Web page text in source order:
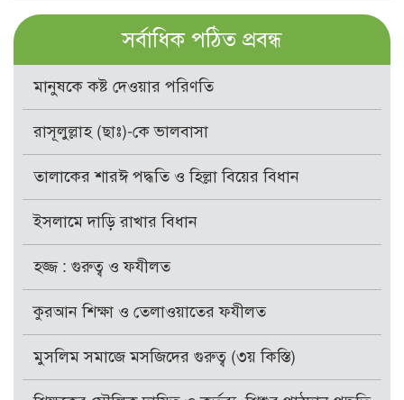
সর্বাধিক পঠিত প্রবন্ধ
মানুষকে কষ্ট দেওয়ার পরিণতি
রাসূলুল্লাহ (ছাঃ)-কে ভালবাসা
তালাকের শারঈ পদ্ধতি ও হিল্লা বিয়ের বিধান
ইসলামে দাড়ি রাখার বিধান
হজ্জ : গুরুত্ব ও ফযীলত
কুরআন শিক্ষা ও তেলাওয়াতের ফযীলত
মুসলিম সমাজে মসজিদের গুরুত্ব (৩য় কিস্তি)